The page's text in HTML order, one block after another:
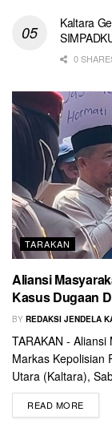
Kaltara
0
TARAKAN
Aliansi
Kasus Dugaan
BY REDAKSI JENDELA
TARAKAN -
Markas Kepolisian
Utara (Kaltara),
READ MORE